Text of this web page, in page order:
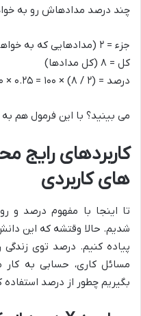
چند درصد مدادهاش رو به
جزء = ۲ (مدادهایی که به خواهرش میده)
کل = ۸ (کل مدادها)
درصد = (۲ / ۸) × ۱۰۰ = ۰.۲۵ × ۱۰۰ = ۲۵٪
می بینید؟ با این فرمول هم
کاربردهای رایج
های کاربردی
تا اینجا با مفهوم درصد
شدیم. حالا وقتشه که این
پیاده کنیم. درصد توی زندگی
مسائل کاری، حسابی به کار
بگیریم چطور از درصد استفاده